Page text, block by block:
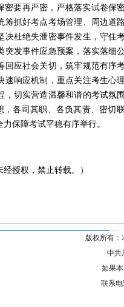
密要再严密，严格落实试卷保
筹抓好考点考场管理、周边道
决杜绝失泄密事件发生，守住
突发事件应急预案，落实落细
回应社会关切，筑牢规范有序
速响应机制，重点关注考生心
，切实营造温馨和谐的考试氛
，各司其职、各负其责、密切
保障考试平稳有序举行。
经授权，禁止转载。）
版权所有：
中共
如果
联系电